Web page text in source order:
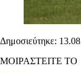
Δημοσιεύτηκε:
ΜΟΙΡΑΣΤΕΙΤΕ ΤΟ